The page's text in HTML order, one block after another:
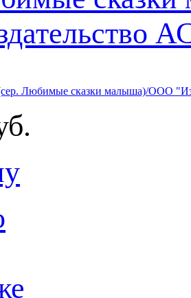
Любимые сказки малыша)/ООО